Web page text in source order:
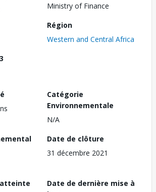
Ministry of Finance
Région
Western and Central Africa
3
Catégorie
Environnementale
N/A
Date de clôture
31 décembre 2021
Date de dernière mise à